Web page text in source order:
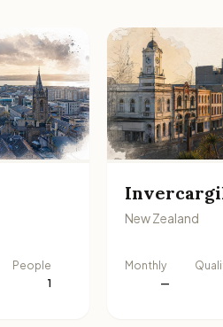
People
1
New Zealand
Monthly
—